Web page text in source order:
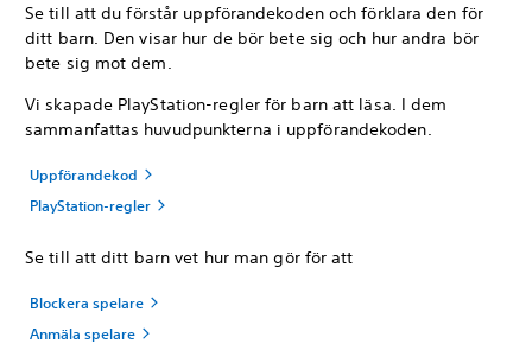
Se till att du förstår uppförandekoden och förklara den för
ditt barn. Den visar hur de bör bete sig och hur andra bör
bete sig mot dem.
Vi skapade PlayStation-regler för barn att läsa. I dem
sammanfattas huvudpunkterna i uppförandekoden.
Uppförandekod
PlayStation-regler
Se till att ditt barn vet hur man gör för att
Blockera spelare
Anmäla spelare